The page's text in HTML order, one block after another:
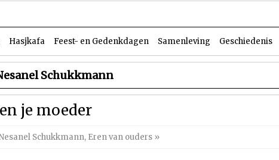
Hasjkafa Feest- en Gedenkdagen Samenleving Geschiedenis
Schukkmann
je moeder
Schukkmann, Eren van ouders »